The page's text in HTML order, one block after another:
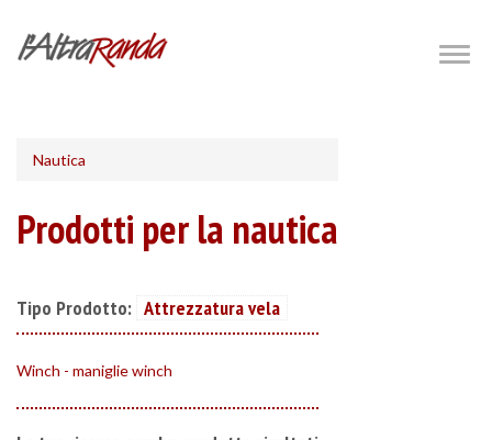
Nautica
Prodotti per la nautica
Tipo Prodotto: Attrezzatura vela
Winch - maniglie winch